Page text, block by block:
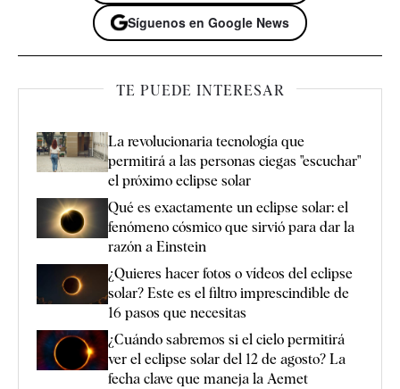
Síguenos en Google News
TE PUEDE INTERESAR
La revolucionaria tecnología que
permitirá a las personas ciegas "escuchar"
el próximo eclipse solar
Qué es exactamente un eclipse solar: el
fenómeno cósmico que sirvió para dar la
razón a Einstein
¿Quieres hacer fotos o vídeos del eclipse
solar? Este es el filtro imprescindible de
16 pasos que necesitas
¿Cuándo sabremos si el cielo permitirá
ver el eclipse solar del 12 de agosto? La
fecha clave que maneja la Aemet